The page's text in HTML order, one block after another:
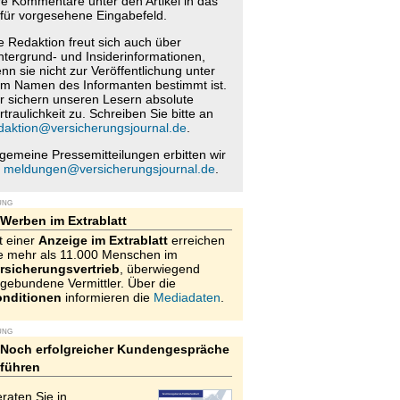
vorgesehene Eingabefeld.
Redaktion freut sich auch über
und Insiderinformationen,
sie nicht zur Veröffentlichung unter
Namen des Informanten bestimmt ist.
sichern unseren Lesern absolute
zu. Schreiben Sie bitte an
.
Pressemitteilungen erbitten wir
meldungen@versicherungsjournal.de.
Werben im Extrablatt
einer Anzeige im Extrablatterreichen
mehr als 11.000 Menschen im
, überwiegend
Vermittler. Über die
informieren die Mediadaten
Noch erfolgreicher Kundengespräche
führen
Sie in